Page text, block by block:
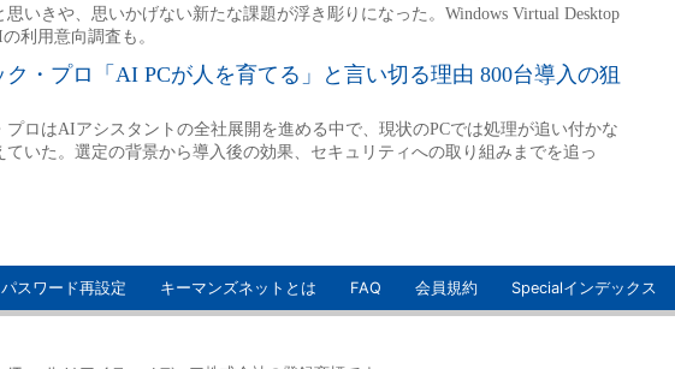
パスワード再設定 キーマンズネットとは FAQ 会員規約 Specialインデックス